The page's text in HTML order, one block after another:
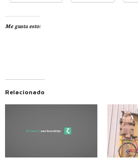
Me gusta esto:
Relacionado